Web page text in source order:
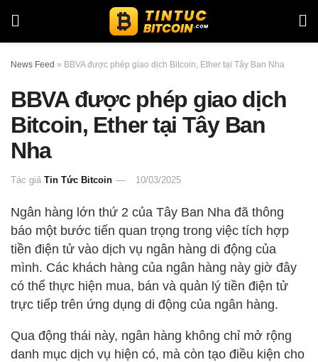
News Feed » BBVA được phép giao dịch Bitcoin, Ether tại Tây Ban Nha
BBVA được phép giao dịch
Bitcoin, Ether tại Tây Ban
Nha
Tác giả Tin Tức Bitcoin 10/03/2025
Ngân hàng lớn thứ 2 của Tây Ban Nha đã thông
báo một bước tiến quan trọng trong việc tích hợp
tiền điện tử vào dịch vụ ngân hàng di động của
mình. Các khách hàng của ngân hàng này giờ đây
có thể thực hiện mua, bán và quản lý tiền điện tử
trực tiếp trên ứng dụng di động của ngân hàng.
Qua động thái này, ngân hàng không chỉ mở rộng
danh mục dịch vụ hiện có, mà còn tạo điều kiện cho